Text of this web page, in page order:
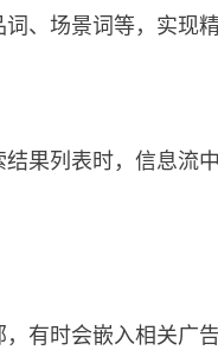
、场景词等，实现精
果列表时，信息流
有时会嵌入相关广